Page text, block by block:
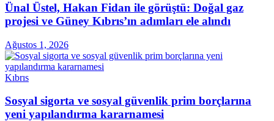
Ünal Üstel, Hakan Fidan ile görüştü: Doğal gaz
projesi ve Güney Kıbrıs’ın adımları ele alındı
Ağustos 1, 2026
Kıbrıs
Sosyal sigorta ve sosyal güvenlik prim borçlarına
yeni yapılandırma kararnamesi